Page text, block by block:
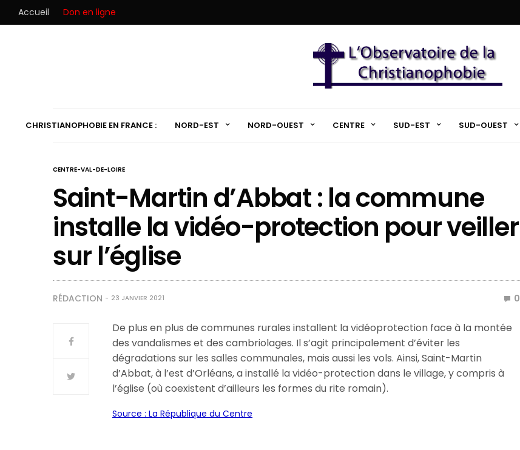
Accueil Don en ligne
CHRISTIANOPHOBIE EN FRANCE : NORD-EST NORD-OUEST CENTRE SUD-EST SUD-OUEST
CENTRE-VAL-DE-LOIRE
Saint-Martin d’Abbat : la commune
installe la vidéo-protection pour veiller
sur l’église
RÉDACTION 23 JANVIER 2021 0
De plus en plus de communes rurales installent la vidéoprotection face à la montée
des vandalismes et des cambriolages. Il s’agit principalement d’éviter les
dégradations sur les salles communales, mais aussi les vols. Ainsi, Saint-Martin
d’Abbat, à l’est d’Orléans, a installé la vidéo-protection dans le village, y compris à
l’église (où coexistent d’ailleurs les formes du rite romain).
Source : La République du Centre